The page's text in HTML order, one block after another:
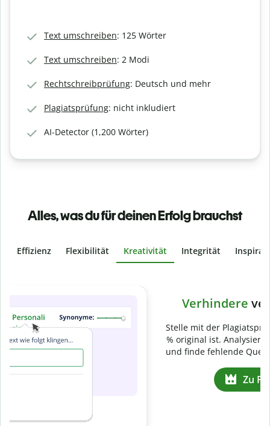
Text umschreiben: 125 Wörter
Text umschreiben: 2 Modi
Rechtschreibprüfung: Deutsch und mehr
Plagiatsprüfung: nicht inkludiert
AI-Detector (1,200 Wörter)
Alles, was du für deinen Erfolg brauchst
Effizienz Flexibilität Kreativität Integrität